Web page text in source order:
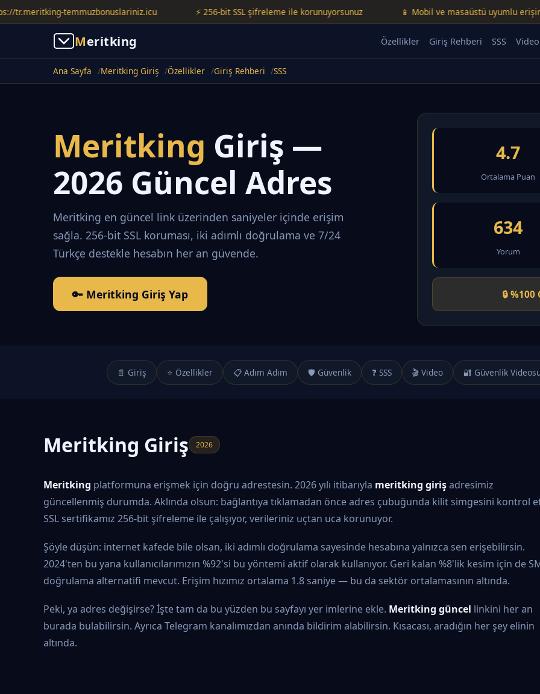
temmuzbonuslariniz.icu ⚡ 256-bit SSL şifreleme ile korunuyorsunuz 📱 Mobil ve masaüstü uyumlu erişim
Meritking Özellikler Giriş Rehberi SSS Video
Ana Sayfa Meritking Giriş Özellikler Giriş Rehberi SSS
Meritking Giriş —
2026 Güncel Adres
Meritking en güncel link üzerinden saniyeler içinde erişim
sağla. 256-bit SSL koruması, iki adımlı doğrulama ve 7/24
Türkçe destekle hesabın her an güvende.
🔑 Meritking Giriş Yap
4.7
Ortalama Puan
634
Yorum
🔒
📄 Giriş ⭐ Özellikler 📋 Adım Adım 🛡️ Güvenlik ❓ SSS 🎬 Video 🔐 Güvenlik
Meritking Giriş 2026
Meritking platformuna erişmek için doğru adrestesin. 2026 yılı itibarıyla meritking girişadresimiz
güncellenmiş durumda. Aklında olsun: bağlantıya tıklamadan önce adres çubuğunda kilit simgesini kontrol
SSL sertifikamız 256-bit şifreleme ile çalışıyor, verileriniz uçtan uca korunuyor.
Şöyle düşün: internet kafede bile olsan, iki adımlı doğrulama sayesinde hesabına yalnızca sen erişebilirsin.
2024'ten bu yana kullanıcılarımızın %92'si bu yöntemi aktif olarak kullanıyor. Geri kalan %8'lik kesim için de
doğrulama alternatifi mevcut. Erişim hızımız ortalama 1.8 saniye — bu da sektör ortalamasının altında.
Peki, ya adres değişirse? İşte tam da bu yüzden bu sayfayı yer imlerine ekle. Meritking güncel linkini her an
burada bulabilirsin. Ayrıca Telegram kanalımızdan anında bildirim alabilirsin. Kısacası, aradığın her şey elinin
altında.